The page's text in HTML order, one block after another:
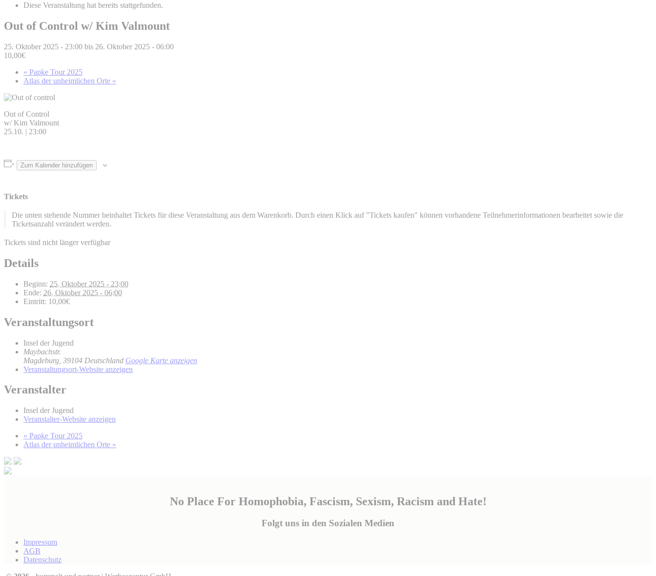
Diese Veranstaltung hat bereits stattgefunden.
Out of Control w/ Kim Valmount
25. Oktober 2025 - 23:00 bis 26. Oktober 2025 - 06:00
10,00€
« Papke Tour 2025
Atlas der unheimlichen Orte »
Out of Control
w/ Kim Valmount
25.10. | 23:00
Zum Kalender hinzufügen
Tickets
Die unten stehende Nummer beinhaltet Tickets für diese Veranstaltung aus dem Warenkorb. Durch einen Klick auf "Tickets kaufen" können vorhandene Teilnehmerinformationen bearbeitet sowie die
Ticketsanzahl verändert werden.
Tickets sind nicht länger verfügbar
Details
Beginn: 25. Oktober 2025 - 23:00
Ende: 26. Oktober 2025 - 06:00
Eintritt: 10,00€
Veranstaltungsort
Insel der Jugend
Maybachstr.
Magdeburg 39104 Deutschland Google Karte anzeigen
Veranstaltungsort-Website anzeigen
Veranstalter
Insel der Jugend
Veranstalter-Website anzeigen
« Papke Tour 2025
Atlas der unheimlichen Orte »
No Place For Homophobia, Fascism, Sexism, Racism and Hate!
Folgt uns in den Sozialen Medien
Impressum
AGB
Datenschutz